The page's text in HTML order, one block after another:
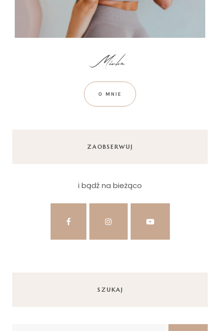
O MNIE
ZAOBSERWUJ
i bądź na bieżąco
SZUKAJ